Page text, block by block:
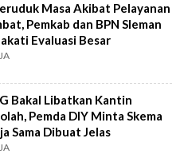
Masa Akibat Pelayanan
Pemkab dan BPN Sleman
Evaluasi Besar
Bakal Libatkan Kantin
Pemda DIY Minta Skema
Sama Dibuat Jelas